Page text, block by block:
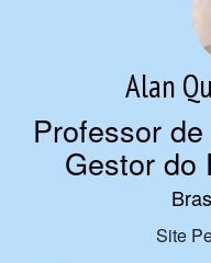
Alan
Professor
Gestor do
Site